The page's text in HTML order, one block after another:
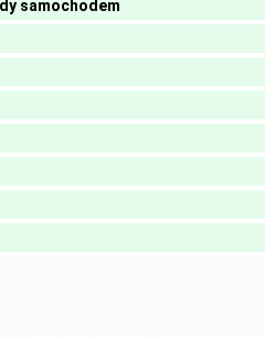
samochodem